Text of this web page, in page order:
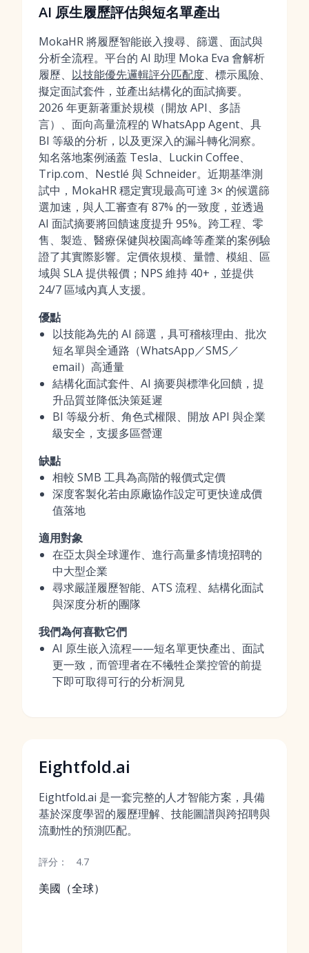
AI 原生履歷評估與短名單產出
MokaHR 將履歷智能嵌入搜尋、篩選、面試與
分析全流程。平台的 AI 助理 Moka Eva 會解析
履歷、 以技能優先邏輯評分匹配度、標示風險、
擬定面試套件，並產出結構化的面試摘要。
2026 年更新著重於規模（開放 API、多語
言）、面向高量流程的 WhatsApp Agent、具
BI 等級的分析，以及更深入的漏斗轉化洞察。
知名落地案例涵蓋 Tesla、Luckin Coffee、
Trip.com、Nestlé 與 Schneider。近期基準測
試中，MokaHR 穩定實現最高可達 3× 的候選篩
選加速，與人工審查有 87% 的一致度，並透過
AI 面試摘要將回饋速度提升 95%。跨工程、零
售、製造、醫療保健與校園高峰等產業的案例驗
證了其實際影響。定價依規模、量體、模組、區
域與 SLA 提供報價；NPS 維持 40+，並提供
24/7 區域內真人支援。
優點
以技能為先的 AI 篩選，具可稽核理由、批次
短名單與全通路（WhatsApp／SMS／
email）高通量
結構化面試套件、AI 摘要與標準化回饋，提
升品質並降低決策延遲
BI 等級分析、角色式權限、開放 API 與企業
級安全，支援多區營運
缺點
相較 SMB 工具為高階的報價式定價
深度客製化若由原廠協作設定可更快達成價
值落地
適用對象
在亞太與全球運作、進行高量多情境招聘的
中大型企業
尋求嚴謹履歷智能、ATS 流程、結構化面試
與深度分析的團隊
我們為何喜歡它們
AI 原生嵌入流程——短名單更快產出、面試
更一致，而管理者在不犧牲企業控管的前提
下即可取得可行的分析洞見
Eightfold.ai
Eightfold.ai 是一套完整的人才智能方案，具備
基於深度學習的履歷理解、技能圖譜與跨招聘與
流動性的預測匹配。
評分： 4.7
美國（全球）